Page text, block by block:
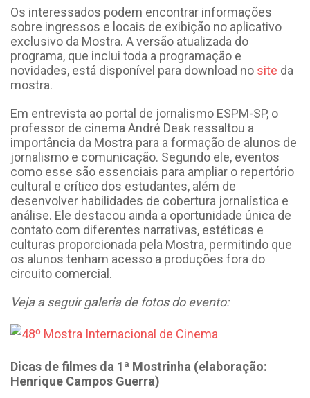
Os interessados podem encontrar informações
sobre ingressos e locais de exibição no aplicativo
exclusivo da Mostra. A versão atualizada do
programa, que inclui toda a programação e
novidades, está disponível para download no site da
mostra.
Em entrevista ao portal de jornalismo ESPM-SP, o
professor de cinema André Deak ressaltou a
importância da Mostra para a formação de alunos de
jornalismo e comunicação. Segundo ele, eventos
como esse são essenciais para ampliar o repertório
cultural e crítico dos estudantes, além de
desenvolver habilidades de cobertura jornalística e
análise. Ele destacou ainda a oportunidade única de
contato com diferentes narrativas, estéticas e
culturas proporcionada pela Mostra, permitindo que
os alunos tenham acesso a produções fora do
circuito comercial.
Veja a seguir galeria de fotos do evento:
Dicas de filmes da 1ª Mostrinha (elaboração:
Henrique Campos Guerra)